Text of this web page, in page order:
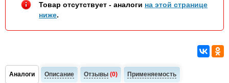
Товар отсутствует - аналоги на этой странице
ниже.
Аналоги Описание Отзывы (0) Применяемость